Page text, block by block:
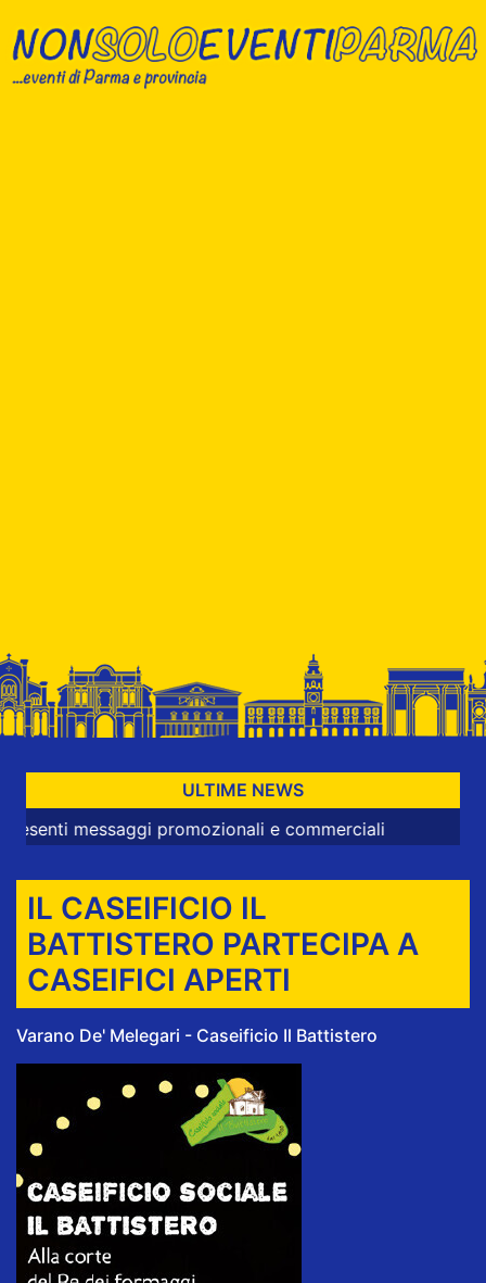
ULTIME NEWS
promozionali e commerciali
IL CASEIFICIO IL
BATTISTERO PARTECIPA A
CASEIFICI APERTI
Varano De' Melegari - Caseificio Il Battistero